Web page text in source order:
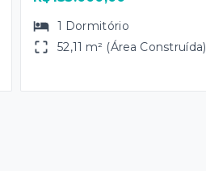
1 Dormitório
52,11 m² (Área Construída)